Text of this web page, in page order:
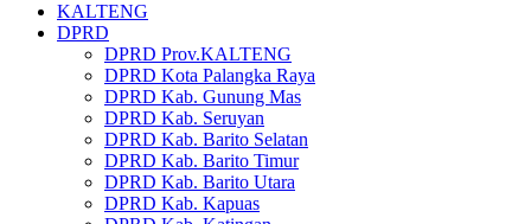
KALTENG
DPRD
DPRD Prov.KALTENG
DPRD Kota Palangka Raya
DPRD Kab. Gunung Mas
DPRD Kab. Seruyan
DPRD Kab. Barito Selatan
DPRD Kab. Barito Timur
DPRD Kab. Barito Utara
DPRD Kab. Kapuas